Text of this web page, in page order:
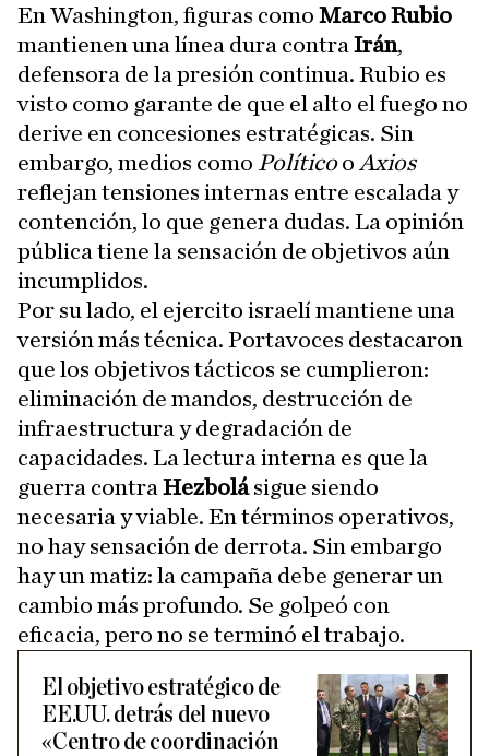
En Washington, figuras como Marco Rubio
mantienen una línea dura contra Irán,
defensora de la presión continua. Rubio es
visto como garante de que el alto el fuego no
derive en concesiones estratégicas. Sin
embargo, medios como Políticoo Axios
reflejan tensiones internas entre escalada y
contención, lo que genera dudas. La opinión
pública tiene la sensación de objetivos aún
incumplidos.
Por su lado, el ejercito israelí mantiene una
versión más técnica. Portavoces destacaron
que los objetivos tácticos se cumplieron:
eliminación de mandos, destrucción de
infraestructura y degradación de
capacidades. La lectura interna es que la
guerra contra Hezbolásigue siendo
necesaria y viable. En términos operativos,
no hay sensación de derrota. Sin embargo
hay un matiz: la campaña debe generar un
cambio más profundo. Se golpeó con
eficacia, pero no se terminó el trabajo.
El objetivo estratégico de
EE.UU. detrás del nuevo
«Centro de coordinación